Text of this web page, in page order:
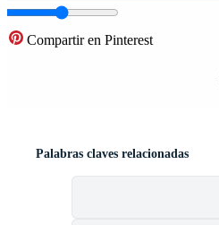
Compartir en Pinterest
Palabras claves relacionadas